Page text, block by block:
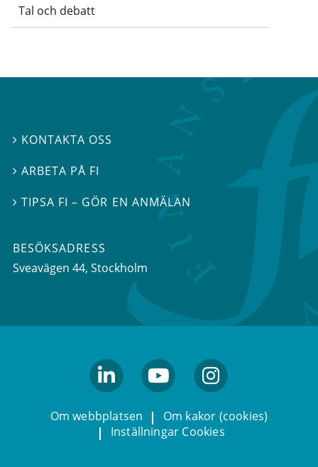
Tal och debatt
 KONTAKTA OSS
 ARBETA PÅ FI
TIPSA FI – GÖR EN ANMÄLAN
BESÖKSADRESS
Sveavägen 44, Stockholm
Om webbplatsen
Om kakor (cookies)
Inställningar Cookies